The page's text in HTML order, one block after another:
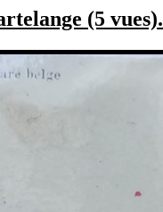
(5 vues).